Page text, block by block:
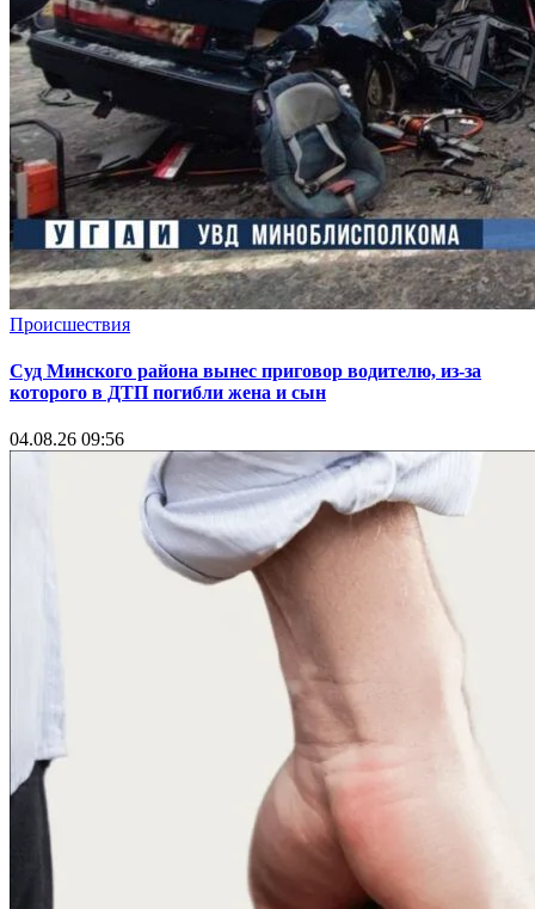
Происшествия
Суд Минского района вынес приговор водителю, из-за
которого в ДТП погибли жена и сын
04.08.26 09:56